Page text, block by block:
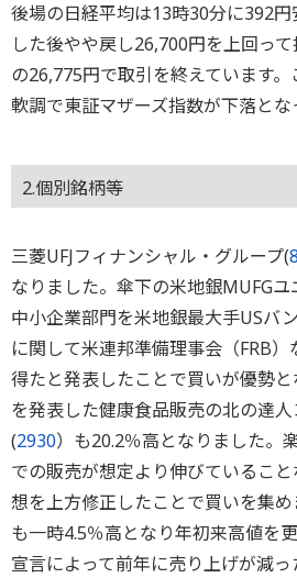
後場の日経平均は13時30分に392
した後やや戻し26,700円を上回っ
の26,775円で取引を終えています
軟調で東証マザーズ指数が下落とな
2.個別銘柄等
三菱UFJフィナンシャル・グループ(
なりました。傘下の米地銀MUFGユ
中小企業部門を米地銀最大手USバ
に関して米連邦準備理事会（FRB
得たと発表したことで買いが優勢
を発表した健康食品販売の北の達
(2930）も20.2％高となりました。
での販売が想定より伸びているこ
想を上方修正したことで買いを集
も一時4.5％高となり年初来高値を
宣言によって前年に売り上げが減